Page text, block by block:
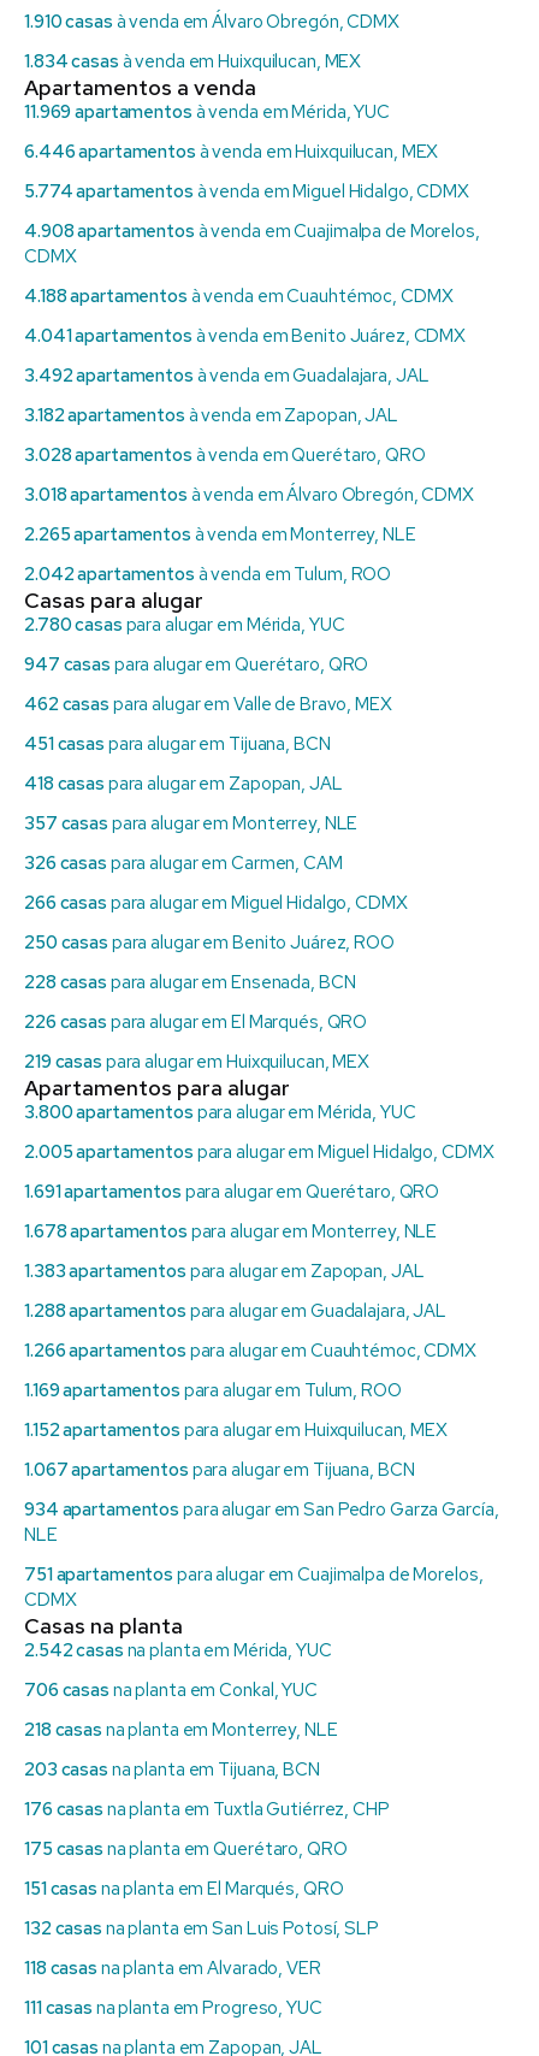
1.910 casas à venda em Álvaro Obregón, CDMX
1.834 casas à venda em Huixquilucan, MEX
Apartamentos a venda
11.969 apartamentos à venda em Mérida, YUC
6.446 apartamentos à venda em Huixquilucan, MEX
5.774 apartamentos à venda em Miguel Hidalgo, CDMX
4.908 apartamentos à venda em Cuajimalpa de Morelos,
CDMX
4.188 apartamentos à venda em Cuauhtémoc, CDMX
4.041 apartamentos à venda em Benito Juárez, CDMX
3.492 apartamentos à venda em Guadalajara, JAL
3.182 apartamentos à venda em Zapopan, JAL
3.028 apartamentos à venda em Querétaro, QRO
3.018 apartamentos à venda em Álvaro Obregón, CDMX
2.265 apartamentos à venda em Monterrey, NLE
2.042 apartamentos à venda em Tulum, ROO
Casas para alugar
2.780 casas para alugar em Mérida, YUC
947 casas para alugar em Querétaro, QRO
462 casas para alugar em Valle de Bravo, MEX
451 casas para alugar em Tijuana, BCN
418 casas para alugar em Zapopan, JAL
357 casas para alugar em Monterrey, NLE
326 casas para alugar em Carmen, CAM
266 casas para alugar em Miguel Hidalgo, CDMX
250 casas para alugar em Benito Juárez, ROO
228 casas para alugar em Ensenada, BCN
226 casas para alugar em El Marqués, QRO
219 casas para alugar em Huixquilucan, MEX
Apartamentos para alugar
3.800 apartamentos para alugar em Mérida, YUC
2.005 apartamentos para alugar em Miguel Hidalgo, CDMX
1.691 apartamentos para alugar em Querétaro, QRO
1.678 apartamentos para alugar em Monterrey, NLE
1.383 apartamentos para alugar em Zapopan, JAL
1.288 apartamentos para alugar em Guadalajara, JAL
1.266 apartamentos para alugar em Cuauhtémoc, CDMX
1.169 apartamentos para alugar em Tulum, ROO
1.152 apartamentos para alugar em Huixquilucan, MEX
1.067 apartamentos para alugar em Tijuana, BCN
934 apartamentos para alugar em San Pedro Garza García,
NLE
751 apartamentos para alugar em Cuajimalpa de Morelos,
CDMX
Casas na planta
2.542 casas na planta em Mérida, YUC
706 casas na planta em Conkal, YUC
218 casas na planta em Monterrey, NLE
203 casas na planta em Tijuana, BCN
176 casas na planta em Tuxtla Gutiérrez, CHP
175 casas na planta em Querétaro, QRO
151 casas na planta em El Marqués, QRO
132 casas na planta em San Luis Potosí, SLP
118 casas na planta em Alvarado, VER
111 casas na planta em Progreso, YUC
101 casas na planta em Zapopan, JAL